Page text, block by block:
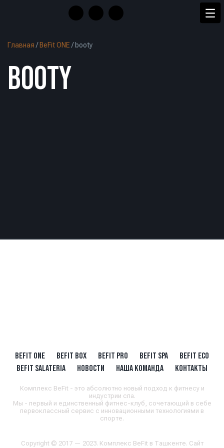
Главная / BeFit ONE / booty
BOOTY
BEFIT ONE BEFIT BOX BEFIT PRO BEFIT SPA
BEFIT ECO
BEFIT SALATERIA
НОВОСТИ НАША КОМАНДА КОНТАКТЫ
Комплекс BeFit - это абсолютно новый подход к фитнесу и
индустрии спа.
Мы - первый и единственный фитнес-клуб, сочетающий в себе
первоклассный сервис с инновационными технологиями в
спорте.
Copyright © 2017 — 2023. Комплекс BeFit в Ташкенте. Сайт